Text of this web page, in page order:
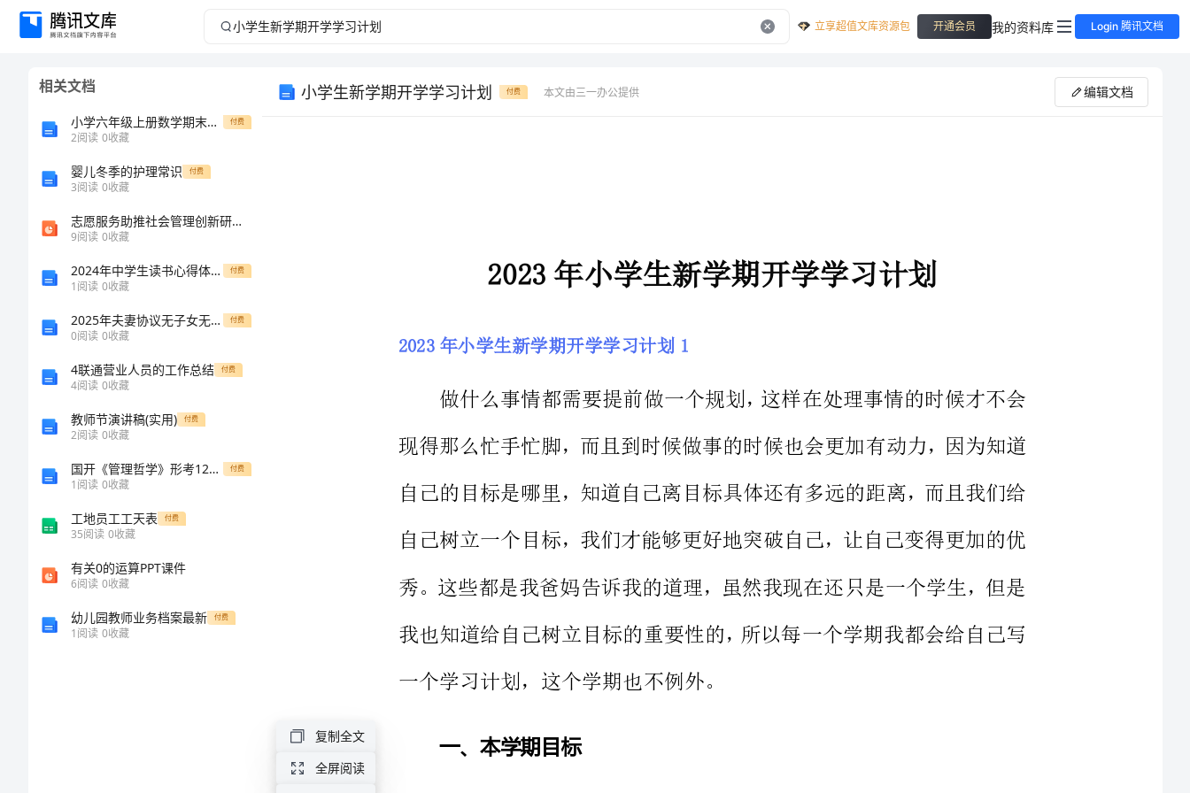
小
立享超值文库资源包 开通会员 我的资料库 Login 腾讯文档
相关文档
小学六年级上册数学期末考试卷及参考答案【培优a卷】 付费
2阅读 0收藏
婴儿冬季的护理常识 付费
3阅读 0收藏
志愿服务助推社会管理创新研究——以湖南省长沙市为例
9阅读 0收藏
2024年中学生读书心得体会范文 付费
1阅读 0收藏
2025年夫妻协议无子女无共同财产和平离婚 付费
0阅读 0收藏
4联通营业人员的工作总结 付费
4阅读 0收藏
教师节演讲稿(实用) 付费
2阅读 0收藏
国开《管理哲学》形考1234参考试题答案 付费
1阅读 0收藏
工地员工工天表 付费
35阅读 0收藏
有关0的运算PPT课件
6阅读 0收藏
幼儿园教师业务档案最新 付费
1阅读 0收藏
小学生新学期开学学习计划 付费 本文由三一办公提供 编辑文档
2023年小学生新学期开学学习计划1
秀。这些都是我爸妈告诉我的道理，虽然我现在还只是一个学生，但是
我也知道给自己树立目标的重要性的，所以每一个学期我都会给自己写
一个学习计划，这个学期也不例外。
一、本学期目标
这个学期是我在本年级的的第二个学期，也是我这一年级的最后一
复制全文
全屏阅读